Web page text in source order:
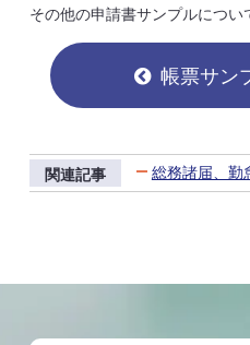
その他の申請書サンプルについ
帳票サン
総務諸届、勤